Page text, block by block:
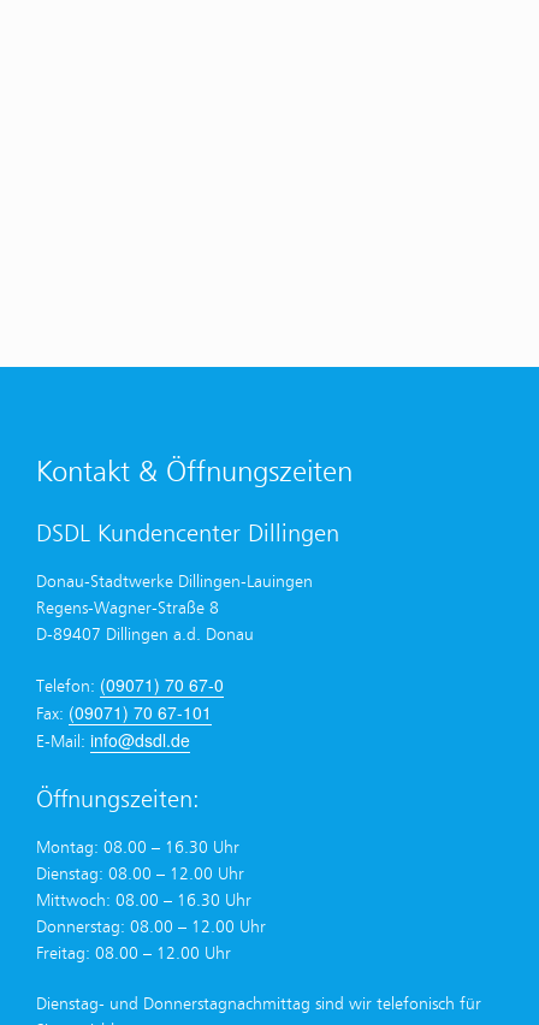
Kontakt & Öffnungszeiten
DSDL Kundencenter Dillingen
Donau-Stadtwerke Dillingen-Lauingen
Regens-Wagner-Straße 8
D-89407 Dillingen a.d. Donau
Telefon: (09071) 70 67-0
Fax: (09071) 70 67-101
E-Mail: info@dsdl.de
Öffnungszeiten:
Montag: 08.00 – 16.30 Uhr
Dienstag: 08.00 – 12.00 Uhr
Mittwoch: 08.00 – 16.30 Uhr
Donnerstag: 08.00 – 12.00 Uhr
Freitag: 08.00 – 12.00 Uhr
Dienstag- und Donnerstagnachmittag sind wir telefonisch für